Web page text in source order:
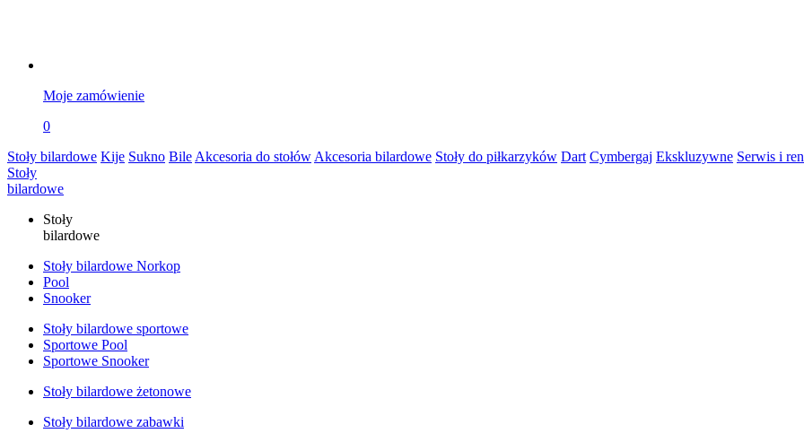
Moje zamówienie
0
Stoły bilardowe Kije Sukno Bile Akcesoria do stołów Akcesoria bilardowe Stoły do piłkarzyków Dart Cymbergaj Ekskluzywne Serwis i
Stoły
bilardowe
Stoły
bilardowe
Stoły bilardowe Norkop
Pool
Snooker
Stoły bilardowe sportowe
Sportowe Pool
Sportowe Snooker
Stoły bilardowe żetonowe
Stoły bilardowe zabawki